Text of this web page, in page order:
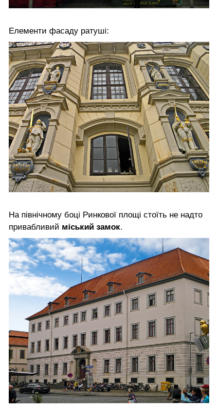
Елементи фасаду ратуші:
На північному боці Ринкової площі стоїть не надто
привабливий міський замок.